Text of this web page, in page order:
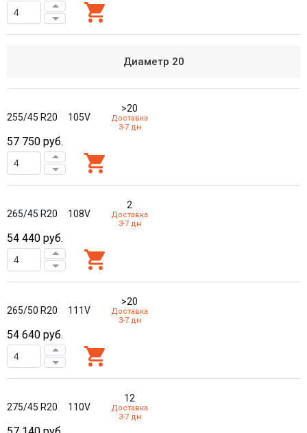
Диаметр 20
255/45 R20 105V
>20
Доставка
3-7 дн
57 750 руб.
265/45 R20 108V
2
Доставка
3-7 дн
54 440 руб.
265/50 R20 111V
>20
Доставка
3-7 дн
54 640 руб.
275/45 R20 110V
12
Доставка
3-7 дн